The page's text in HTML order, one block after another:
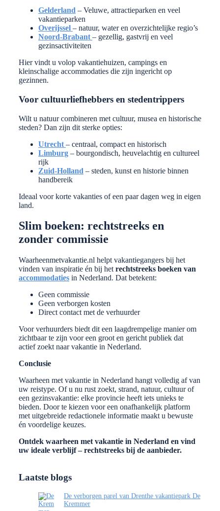
Gelderland – Veluwe, attractieparken en veel
vakantieparken
Overijssel – natuur, water en overzichtelijke regio’s
Noord-Brabant – gezellig, gastvrij en veel
gezinsactiviteiten
Hier vindt u volop vakantiehuizen, campings en
kleinschalige accommodaties die zijn ingericht op
gezinnen.
Voor cultuurliefhebbers en stedentrippers
Wilt u natuur combineren met cultuur, musea en historische
steden? Dan zijn dit sterke opties:
Utrecht – centraal, compact en historisch
Limburg – bourgondisch, heuvelachtig en cultureel
rijk
Zuid-Holland – steden, kunst en historie binnen
handbereik
Ideaal voor korte vakanties of een paar dagen weg in eigen
land.
Slim boeken: rechtstreeks en
zonder commissie
Waarheenmetvakantie.nl helpt vakantiegangers bij het
vinden van inspiratie én bij het rechtstreeks boeken van
accommodaties in Nederland. Dat betekent:
Geen commissie
Geen verborgen kosten
Direct contact met de verhuurder
Voor verhuurders biedt dit een laagdrempelige manier om
zichtbaar te zijn voor een groot en gericht publiek dat
actief zoekt naar vakantie in Nederland.
Conclusie
Waarheen met vakantie in Nederland hangt volledig af van
uw reistype. Of u nu rust zoekt, strand, natuur, cultuur of
een gezinsvakantie: elke provincie heeft iets unieks te
bieden. Door te kiezen voor een onafhankelijk platform
met uitgebreide redactionele informatie maakt u bewuste
én voordelige keuzes.
Ontdek waarheen met vakantie in Nederland en vind
uw ideale verblijf – rechtstreeks bij de aanbieder.
Laatste blogs
De verborgen parel van Drenthe vakantiepark De
Kremmer